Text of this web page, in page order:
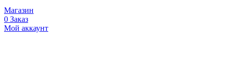
Магазин
0 Заказ
Мой аккаунт